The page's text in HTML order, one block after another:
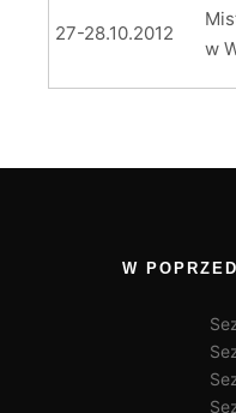
27-28.10.2012
w
W